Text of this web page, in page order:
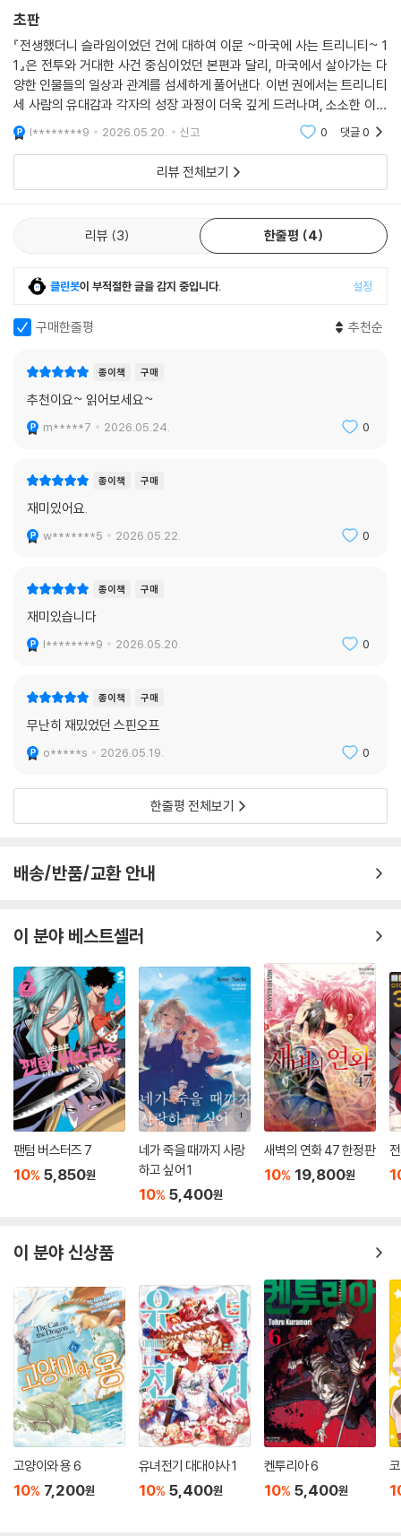
초판
『전생했더니 슬라임이었던 건에 대하여 이문 ~마국에 사는 트리니티~ 1
1』은 전투와 거대한 사건 중심이었던 본편과 달리, 마국에서 살아가는 다
양한 인물들의 일상과 관계를 섬세하게 풀어낸다. 이번 권에서는 트리니티
세 사람의 유대감과 각자의 성장 과정이 더욱 깊게 드러나며, 소소한 이야
기 속에서도 세계관의 매력이 살아난다. 전생슬 특유의 따뜻한 분위기와
안정감 있는 전개
l********9 2026.05.20. 신고 0 댓글0
리뷰 전체보기
리뷰 3 한줄평 4
클린봇이 부적절한 글을 감지 중입니다. 설정
구매한줄평 추천순
종이책 구매
추천이요~ 읽어보세요~
m*****7 2026.05.24. 0
종이책 구매
재미있어요.
w*******5 2026.05.22. 0
종이책 구매
재미있습니다
l********9 2026.05.20. 0
종이책 구매
무난히 재밌었던 스핀오프
o*****s 2026.05.19. 0
한줄평 전체보기
배송/반품/교환 안내
이 분야 베스트셀러
팬텀 버스터즈 7
10% 5,850원
네가 죽을 때까지 사랑
하고 싶어 1
10% 5,400원
새벽의 연화 47 한정판
10% 19,800원
이 분야 신상품
고양이와 용 6
10% 7,200원
유녀전기 대대야사 1
10% 5,400원
켄투리아 6
10% 5,400원